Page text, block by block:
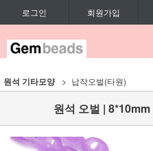
로그인 회원가입
원석 기타모양 납작오벌(타원)
원석 오벌 |